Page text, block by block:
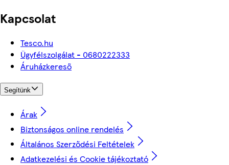
Kapcsolat
Tesco.hu
Ügyfélszolgálat - 0680222333
Áruházkereső
Segítünk
Árak
Biztonságos online rendelés
Általános Szerződési Feltételek
Adatkezelési és Cookie tájékoztató